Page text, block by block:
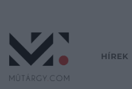
HÍREK